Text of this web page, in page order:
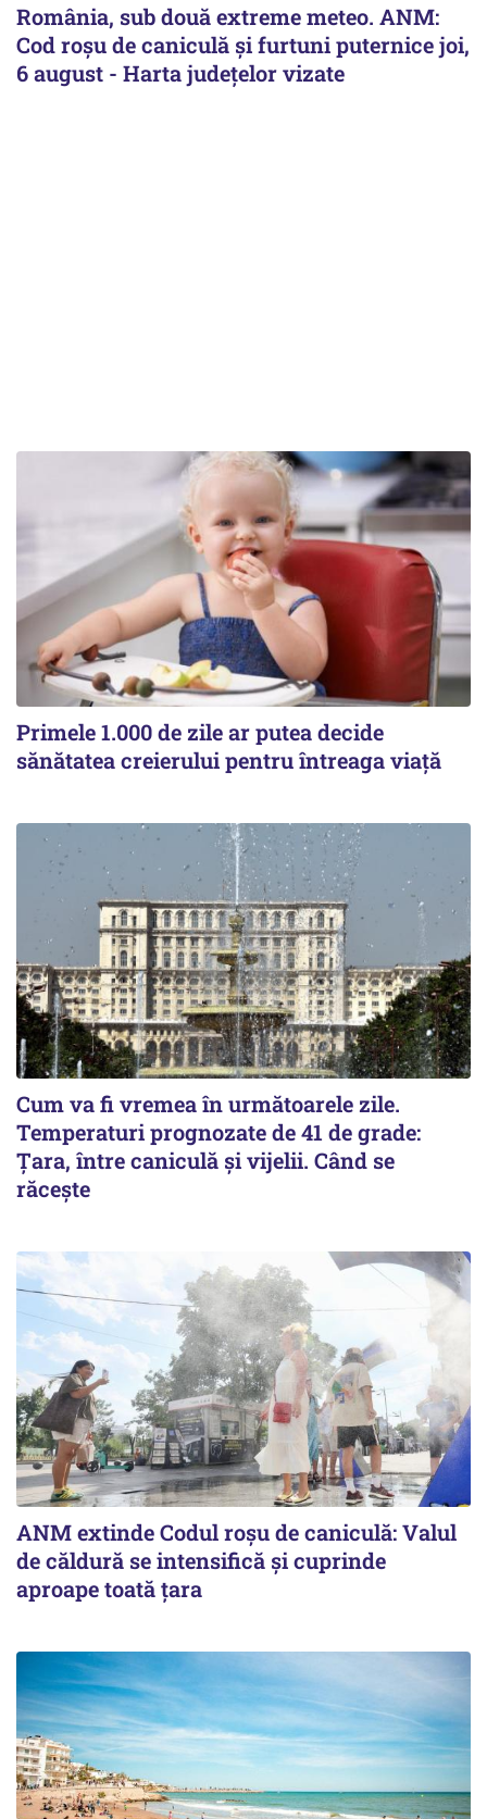
România, sub două extreme meteo. ANM:
Cod roșu de caniculă și furtuni puternice joi,
6 august - Harta județelor vizate
Primele 1.000 de zile ar putea decide
sănătatea creierului pentru întreaga viață
Cum va fi vremea în următoarele zile.
Temperaturi prognozate de 41 de grade:
Țara, între caniculă și vijelii. Când se
răcește
ANM extinde Codul roșu de caniculă: Valul
de căldură se intensifică și cuprinde
aproape toată țara